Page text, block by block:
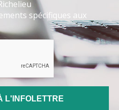
spécifiques aux